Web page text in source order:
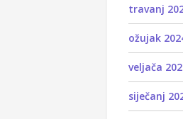
travanj
ožujak
veljača
siječanj